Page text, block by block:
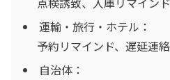
運輸・旅行・ホテル：
予約リマインド、遅延連絡
自治体：